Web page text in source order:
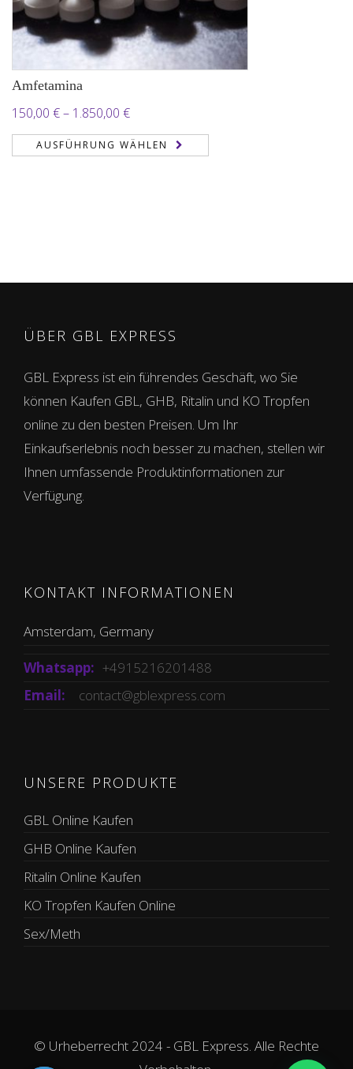
Amfetamina
150,00 €– 1.850,00 €Preisspanne:
150,00 €
bis
AUSFÜHRUNG WÄHLEN
ÜBER GBL EXPRESS
GBL Express ist ein führendes Geschäft, wo Sie
können Kaufen GBL, GHB, Ritalin und KO Tropfen
online zu den besten Preisen. Um Ihr
Einkaufserlebnis noch besser zu machen, stellen wir
Ihnen umfassende Produktinformationen zur
Verfügung.
KONTAKT INFORMATIONEN
Amsterdam, Germany
Whatsapp: +4915216201488
Email:
contact@gblexpress.com
UNSERE PRODUKTE
GBL Online Kaufen
GHB Online Kaufen
Ritalin Online Kaufen
KO Tropfen Kaufen Online
Sex/Meth
© Urheberrecht 2024 - GBL Express. Alle Rechte